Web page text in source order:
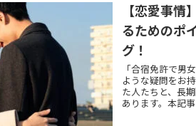
【恋愛事
るためのポ
グ！
「合宿免許で男
ような疑問をお
た人たちと、長
あります。本記